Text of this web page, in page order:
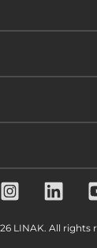
LINAK. All rights